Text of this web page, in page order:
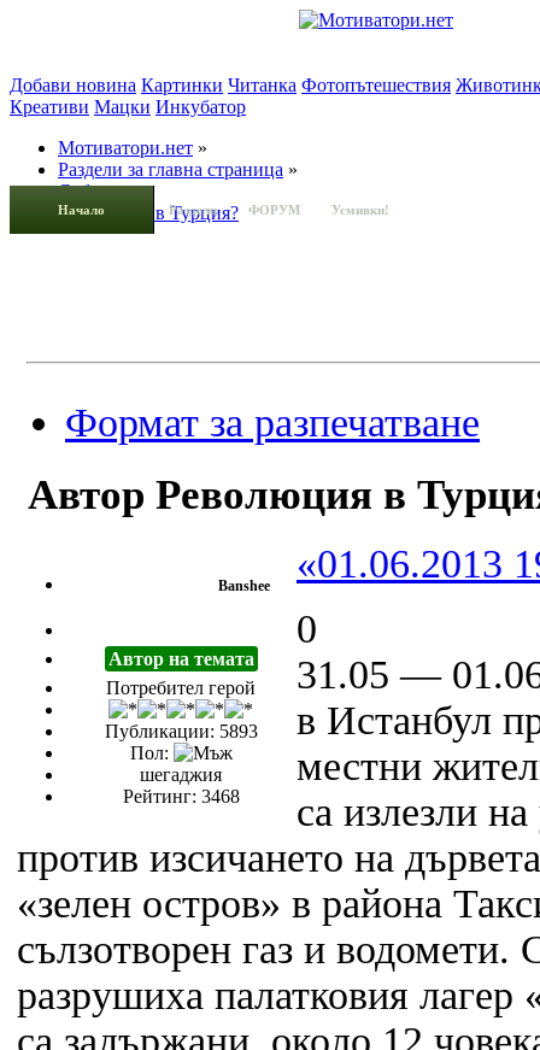
Начало Раздели ФОРУМ Усмивки!
Добави новина Картинки Читанка Фотопътешествия
Креативи Мацки Инкубатор
Мотиватори.нет »
Раздели за главна страница »
Събития»
Революция в Турция?
Формат за разпечатване
Автор Революция в
Banshee
Автор на темата
Потребител герой
Публикации: 5893
Пол:
шегаджия
Рейтинг: 3468
«01.06.2013
0
31.05 —
в Истанбул
местни
са излезли
против изсичането на
«зелен остров» в района
сълзотворен газ и
разрушиха палатковия лагер